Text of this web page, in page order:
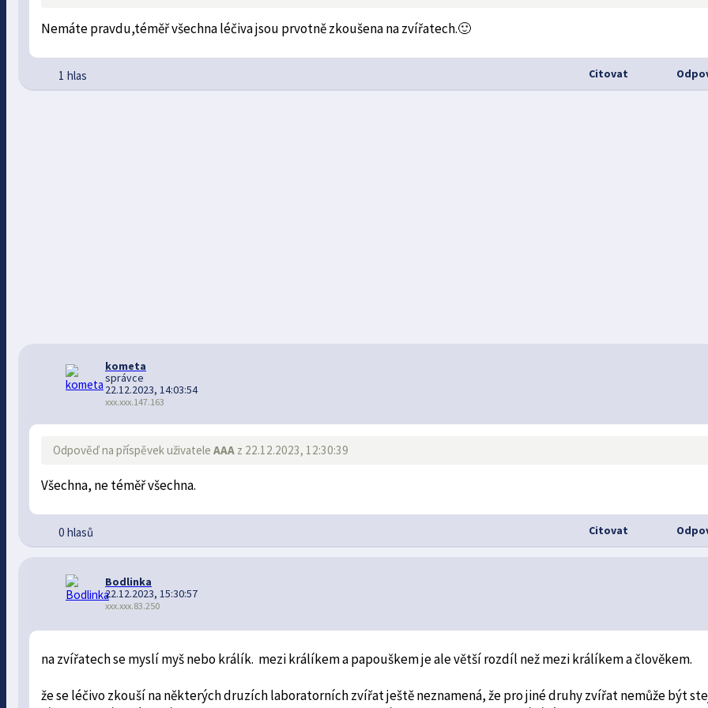
Nemáte pravdu,téměř všechna léčiva jsou prvotně zkoušena na zvířatech.🙂
1 hlas Citovat
kometa
správce
22.12.2023, 14:03:54
xxx.xxx.147.163
Odpověď na příspěvek uživateleAAA z 22.12.2023, 12:30:39
Všechna, ne téměř všechna.
0 hlasů Citovat
Bodlinka
22.12.2023, 15:30:57
xxx.xxx.83.250
na zvířatech se myslí myš nebo králík. mezi králíkem a papouškem je ale větší rozdíl než mezi králíkem a člověkem.
že se léčivo zkouší na některých druzích laboratorních zvířat ještě neznamená, že pro jiné druhy zvířat nemůže být